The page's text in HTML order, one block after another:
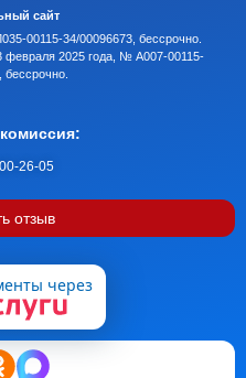
сайт
00115-34/00096673, бессрочно.
февраля 2025 года, № А007-00115-
бессрочно.
26-05
отзыв
через